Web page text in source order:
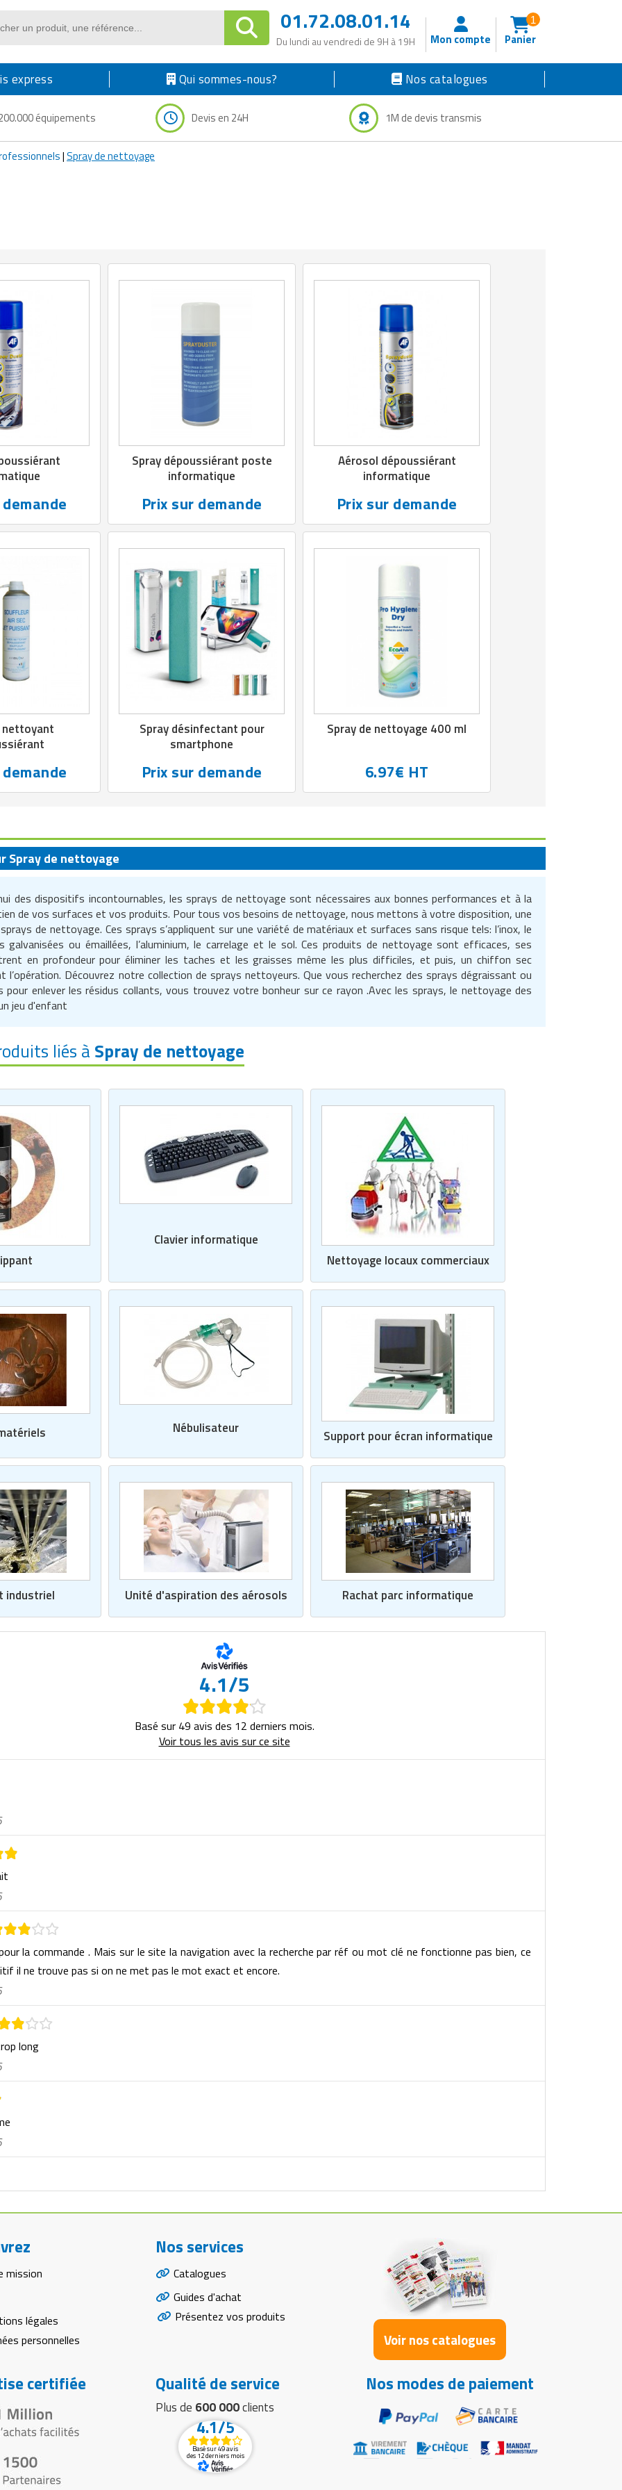
01.72.08.01.14
Du lundi au vendredi de 9H à 19H Mon compte Panier
1
express Qui sommes-nous? Nos catalogues
équipements Devis en 24H 1M de devis transmis
|Spray de nettoyage
Spray dépoussiérant poste
informatique
Prix sur demande
Aérosol dépoussiérant
informatique
Prix sur demande
Spray désinfectant pour
smartphone
Prix sur demande
Spray de nettoyage 400 ml
6.97€ HT
Spray de nettoyage
des dispositifs incontournables, les sprays de nettoyage sont nécessaires aux bonnes performances et à la
de vos surfaces et vos produits. Pour tous vos besoins de nettoyage, nous mettons à votre disposition, une
de nettoyage. Ces sprays s’appliquent sur une variété de matériaux et surfaces sans risque tels: l’inox, le
galvanisées ou émaillées, l’aluminium, le carrelage et le sol. Ces produits de nettoyage sont efficaces, ses
en profondeur pour éliminer les taches et les graisses même les plus difficiles, et puis, un chiffon sec
l’opération. Découvrez notre collection de sprays nettoyeurs. Que vous recherchez des sprays dégraissant ou
pour enlever les résidus collants, vous trouvez votre bonheur sur ce rayon .Avec les sprays, le nettoyage des
jeu d'enfant
liés à Spray de nettoyage
Clavier informatique
Nettoyage locaux commerciaux
Nébulisateur Support pour écran informatique
industriel Unité d'aspiration des aérosols Rachat parc informatique
4.1/5
Basé sur 49 avis des 12 derniers mois.
Voir tous les avis sur ce site
la commande . Mais sur le site la navigation avec la recherche par réf ou mot clé ne fonctionne pas bien, ce
il ne trouve pas si on ne met pas le mot exact et encore.
long
mission
légales
personnelles
Nos services
Catalogues
Guides d'achat
Présentez vos produits
Voir nos catalogues
certifiée Qualité de service
Plus de 600 000clients
4.1/5
Basé sur 49 avis
des 12 derniers mois
Nos modes de paiement